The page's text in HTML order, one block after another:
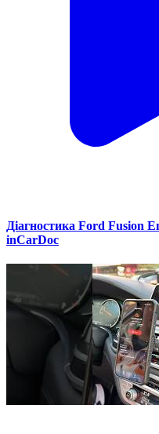
Діагностика Ford Fusion
inCarDoc